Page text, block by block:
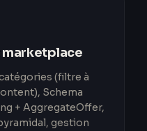
marketplace
(filtre à
Schema
+ AggregateOffer,
gestion